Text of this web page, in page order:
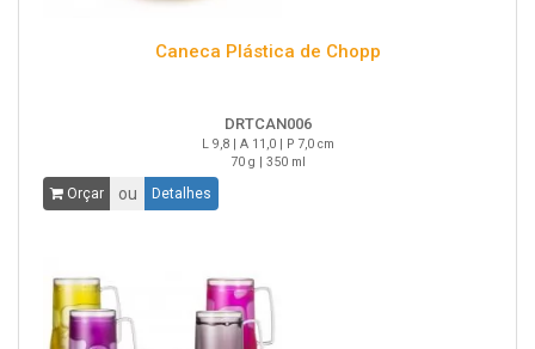
Caneca Plástica de Chopp
DRTCAN006
L 9,8 | A 11,0 | P 7,0 cm
70 g | 350 ml
Orçar ou Detalhes